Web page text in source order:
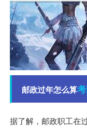
邮政过年怎么算
据了解，邮政职工在